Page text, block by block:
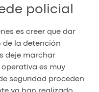
policial
es creer que dar
de la detención
deje marchar
es muy
seguridad proceden